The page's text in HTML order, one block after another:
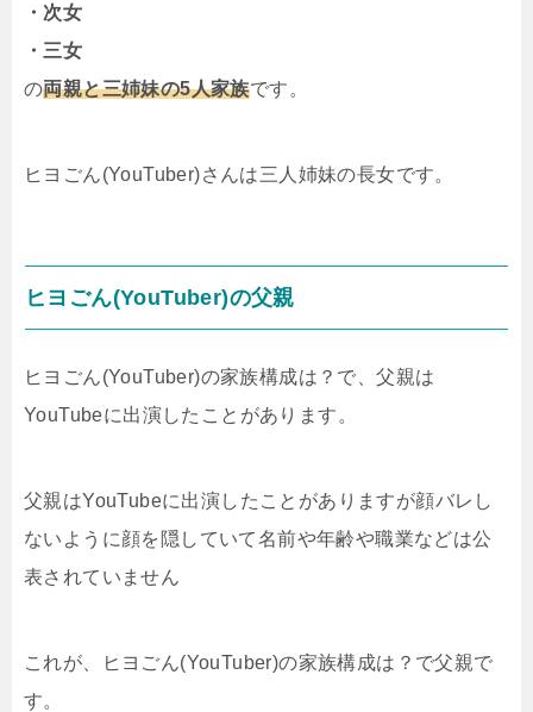
・次女
・三女
の両親と三姉妹の5人家族です。
ヒヨごん(YouTuber)さんは三人姉妹の長女です。
ヒヨごん(YouTuber)の父親
ヒヨごん(YouTuber)の家族構成は？で、父親は
YouTubeに出演したことがあります。
父親はYouTubeに出演したことがありますが顔バレし
ないように顔を隠していて名前や年齢や職業などは公
表されていません
これが、ヒヨごん(YouTuber)の家族構成は？で父親で
す。